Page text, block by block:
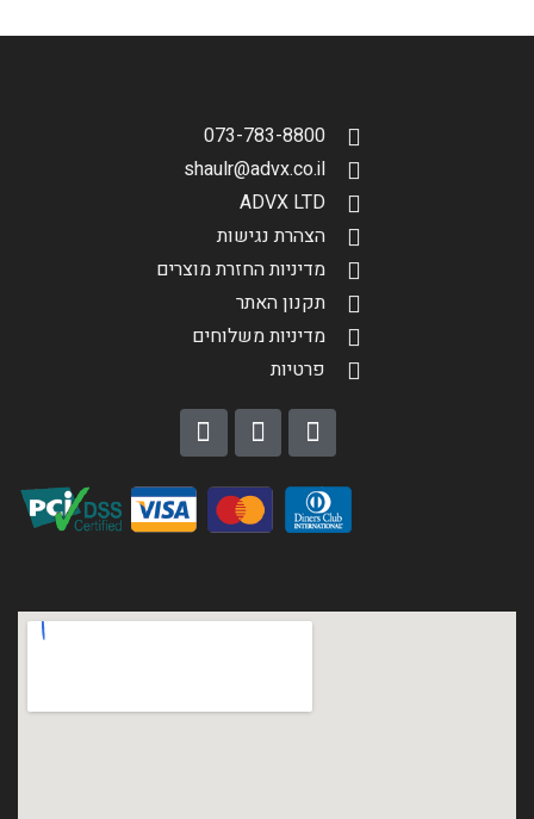
073-783-8800
shaulr@advx.co.il
ADVX LTD
הצהרת נגישות
מדיניות החזרת מוצרים
תקנון האתר
מדיניות משלוחים
פרטיות